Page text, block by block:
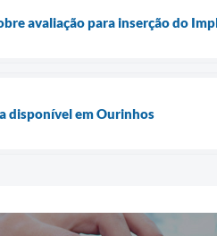
avaliação para inserção do
disponível em Ourinhos